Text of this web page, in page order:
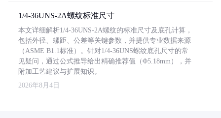
1/4-36UNS-2A螺纹标准尺寸
本文详细解析1/4-36UNS-2A螺纹的标准尺寸及底孔计算，
包括外径、螺距、公差等关键参数，并提供专业数据来源
（ASME B1.1标准）。针对1/4-36UNS螺纹底孔尺寸的常
见疑问，通过公式推导给出精确推荐值（Φ5.18mm），并
附加工艺建议与扩展知识。
2026年8月4日